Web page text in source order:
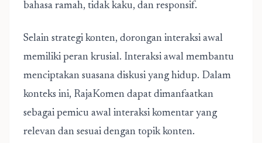
bahasa ramah, tidak kaku, dan responsif.
Selain strategi konten, dorongan interaksi awal
memiliki peran krusial. Interaksi awal membantu
menciptakan suasana diskusi yang hidup. Dalam
konteks ini, RajaKomen dapat dimanfaatkan
sebagai pemicu awal interaksi komentar yang
relevan dan sesuai dengan topik konten.